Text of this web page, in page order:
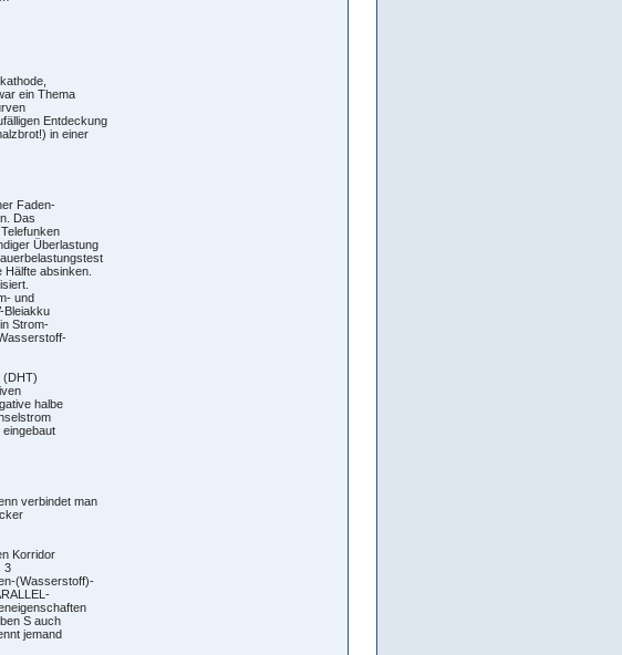
ein Thema
Entdeckung
in einer
Faden-
Das
Überlastung
absinken.
und
Bleiakku
Strom-
(DHT)
halbe
verbindet man
Korridor
3
(Wasserstoff)-
S auch
jemand